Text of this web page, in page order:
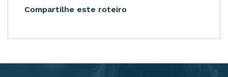
Compartilhe este roteiro